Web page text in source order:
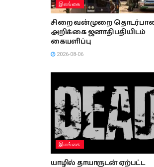
இலங்கை
சிறை வன்முறை
அறிக்கை ஜனாதிபதியிடம்
கையளிப்பு
2026-08-06
இலங்கை
யாழில் தாயாருடன் ஏற்பட்ட